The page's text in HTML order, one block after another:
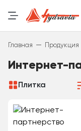
Главная — Продукция
Интернет-
Плитка